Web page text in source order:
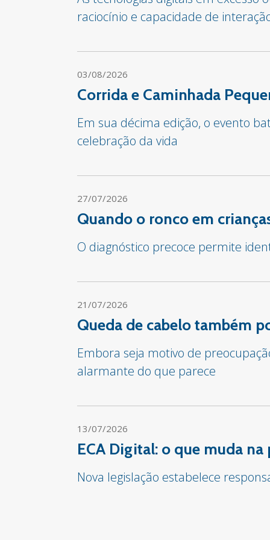
raciocínio e capacidade de
03/08/2026
Corrida e Caminhada
Em sua décima edição, o evento
celebração da vida
27/07/2026
Quando o ronco em
O diagnóstico precoce permite
21/07/2026
Queda de cabelo também
Embora seja motivo de
alarmante do que parece
13/07/2026
ECA Digital: o que muda
Nova legislação estabelece